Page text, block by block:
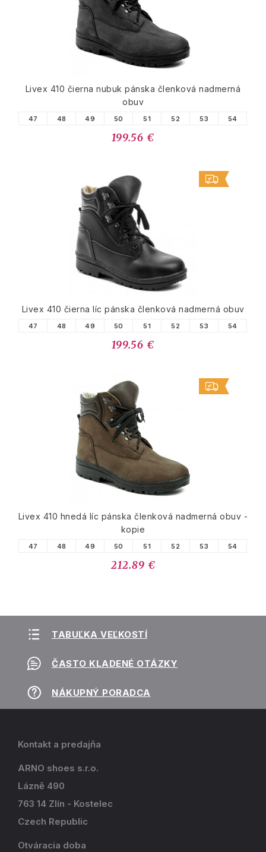
Livex 410 čierna nubuk pánska členková nadmerná
obuv
47 48 49 50 51 52 53 54
199.56 €
Livex 410 čierna líc pánska členková nadmerná obuv
47 48 49 50 51 52 53 54
199.56 €
Livex 410 hnedá líc pánska členková nadmerná obuv -
kopie
47 48 49 50 51 52 53 54
212.89 €
TABUĽKA VEĽKOSTÍ
ČASTO KLADENÉ OTÁZKY
NÁKUPNÝ PORADCA
Kontakt a predajňa
ARNO shoes s.r.o.
Lázně 490
763 14 Zlín - Kostelec
Czech Republic
Otváracia doba